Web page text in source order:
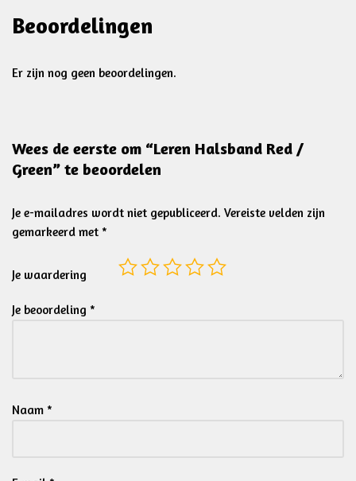
Beoordelingen
Er zijn nog geen beoordelingen.
Wees de eerste om “Leren Halsband Red /
Green” te beoordelen
Je e-mailadres wordt niet gepubliceerd. Vereiste velden zijn
gemarkeerd met *
Je waardering
Je beoordeling *
Naam *